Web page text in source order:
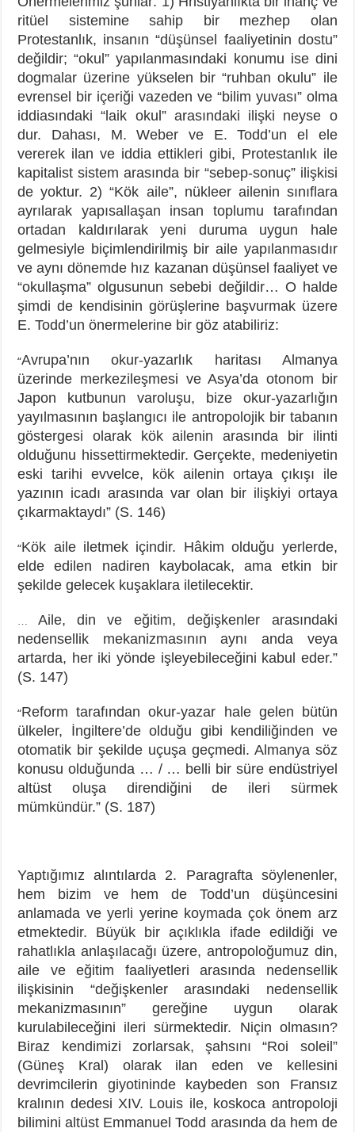
ritüel sistemine sahip bir mezhep olan
Protestanlık, insanın “düşünsel faaliyetinin dostu”
değildir; “okul” yapılanmasındaki konumu ise dini
dogmalar üzerine yükselen bir “ruhban okulu” ile
evrensel bir içeriği vazeden ve “bilim yuvası” olma
iddiasındaki “laik okul” arasındaki ilişki neyse o
dur. Dahası, M. Weber ve E. Todd’un el ele
vererek ilan ve iddia ettikleri gibi, Protestanlık ile
kapitalist sistem arasında bir “sebep-sonuç” ilişkisi
de yoktur. 2) “Kök aile”, nükleer ailenin sınıflara
ayrılarak yapısallaşan insan toplumu tarafından
ortadan kaldırılarak yeni duruma uygun hale
gelmesiyle biçimlendirilmiş bir aile yapılanmasıdır
ve aynı dönemde hız kazanan düşünsel faaliyet ve
“okullaşma” olgusunun sebebi değildir… O halde
şimdi de kendisinin görüşlerine başvurmak üzere
E. Todd’un önermelerine bir göz atabiliriz:
“Avrupa’nın okur-yazarlık haritası Almanya
üzerinde merkezileşmesi ve Asya’da otonom bir
Japon kutbunun varoluşu, bize okur-yazarlığın
yayılmasının başlangıcı ile antropolojik bir tabanın
göstergesi olarak kök ailenin arasında bir ilinti
olduğunu hissettirmektedir. Gerçekte, medeniyetin
eski tarihi evvelce, kök ailenin ortaya çıkışı ile
yazının icadı arasında var olan bir ilişkiyi ortaya
çıkarmaktaydı” (S. 146)
“Kök aile iletmek içindir. Hâkim olduğu yerlerde,
elde edilen nadiren kaybolacak, ama etkin bir
şekilde gelecek kuşaklara iletilecektir.
Aile, din ve eğitim, değişkenler arasındaki
nedensellik mekanizmasının aynı anda veya
artarda, her iki yönde işleyebileceğini kabul eder.”
(S. 147)
“Reform tarafından okur-yazar hale gelen bütün
ülkeler, İngiltere’de olduğu gibi kendiliğinden ve
otomatik bir şekilde uçuşa geçmedi. Almanya söz
konusu olduğunda … / … belli bir süre endüstriyel
altüst oluşa direndiğini de ileri sürmek
mümkündür.” (S. 187)
Yaptığımız alıntılarda 2. Paragrafta söylenenler,
hem bizim ve hem de Todd’un düşüncesini
anlamada ve yerli yerine koymada çok önem arz
etmektedir. Büyük bir açıklıkla ifade edildiği ve
rahatlıkla anlaşılacağı üzere, antropoloğumuz din,
aile ve eğitim faaliyetleri arasında nedensellik
ilişkisinin “değişkenler arasındaki nedensellik
mekanizmasının” gereğine uygun olarak
kurulabileceğini ileri sürmektedir. Niçin olmasın?
Biraz kendimizi zorlarsak, şahsını “Roi soleil”
(Güneş Kral) olarak ilan eden ve kellesini
devrimcilerin giyotininde kaybeden son Fransız
kralının dedesi XIV. Louis ile, koskoca antropoloji
bilimini altüst Emmanuel Todd arasında da hem de